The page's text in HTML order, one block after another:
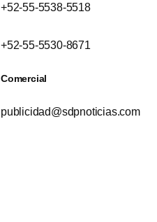
+52-55-5538-5518
+52-55-5530-8671
Comercial
publicidad@sdpnoticias.com